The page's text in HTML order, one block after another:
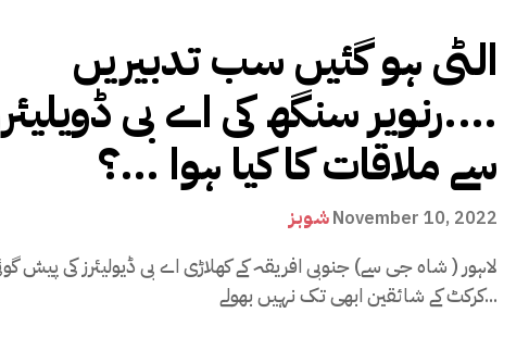
الٹی ہو گئیں سب تدبیریں
….رنویر سنگھ کی اے بی
سے ملاقات کا کیا ہوا …؟
شوبزNovember 10, 2022
لاہور ( شاہ جی سے) جنوبی افریقہ کے کھلاڑی اے بی ڈیولیئرز کی پیش
کرکٹ کے شائقین ابھی تک نہیں بھولے...